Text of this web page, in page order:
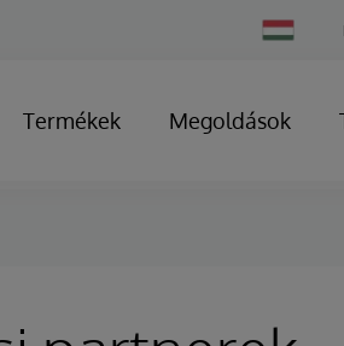
Change
Country
Termékek Megoldások